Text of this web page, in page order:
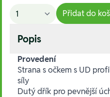
Přidat do
Popis
Provedení
Strana s očkem s UD
síly
Dutý dřík pro pevnější